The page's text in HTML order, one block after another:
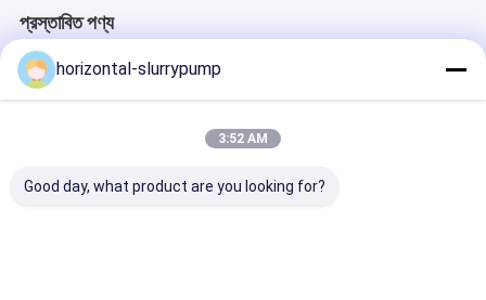
প্রস্তাবিত পণ্য
horizontal-slurrypump
3:52 AM
Good day, what product are you looking for?